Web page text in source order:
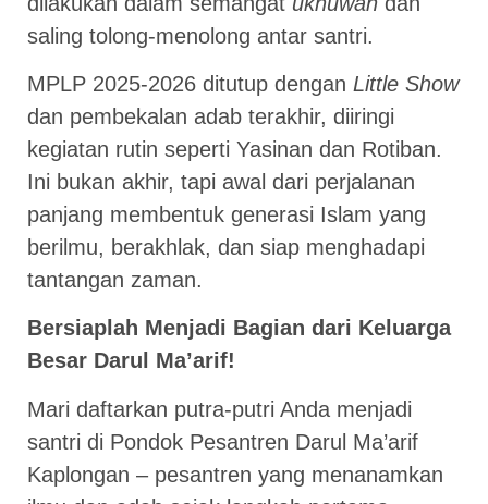
saling tolong-menolong antar santri.
MPLP 2025-2026 ditutup dengan Little Show
dan pembekalan adab terakhir, diiringi
kegiatan rutin seperti Yasinan dan Rotiban.
Ini bukan akhir, tapi awal dari perjalanan
panjang membentuk generasi Islam yang
berilmu, berakhlak, dan siap menghadapi
tantangan zaman.
Bersiaplah Menjadi Bagian dari Keluarga
Besar Darul Ma’arif!
Mari daftarkan putra-putri Anda menjadi
santri di Pondok Pesantren Darul Ma’arif
Kaplongan – pesantren yang menanamkan